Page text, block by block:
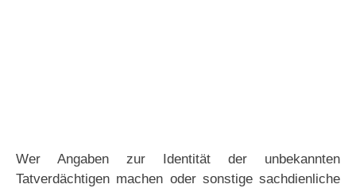
Wer Angaben zur Identität der unbekannten
Tatverdächtigen machen oder sonstige sachdienliche